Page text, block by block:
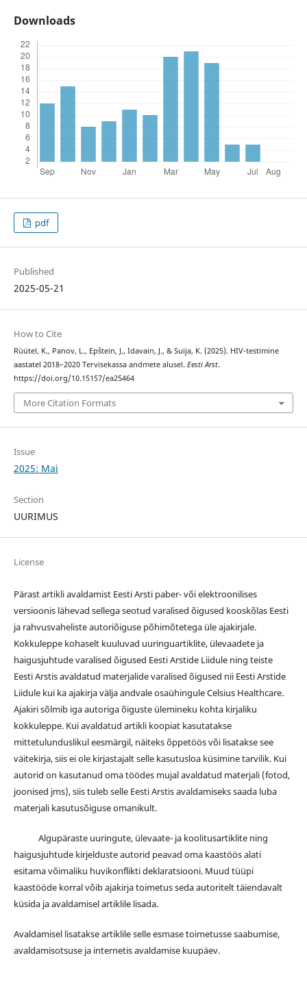
Downloads
pdf
Published
2025-05-21
How to Cite
Rüütel, K., Panov, L., Epštein, J., Idavain, J., & Suija, K. (2025). HIV-testimine
aastatel 2018–2020 Tervisekassa andmete alusel. Eesti Arst.
https://doi.org/10.15157/ea25464
More Citation Formats
Issue
2025: Mai
Section
UURIMUS
License
Pärast artikli avaldamist Eesti Arsti paber- või elektroonilises
versioonis lähevad sellega seotud varalised õigused kooskõlas Eesti
ja rahvusvaheliste autoriõiguse põhimõtetega üle ajakirjale.
Kokkuleppe kohaselt kuuluvad uuringuartiklite, ülevaadete ja
haigusjuhtude varalised õigused Eesti Arstide Liidule ning teiste
Eesti Arstis avaldatud materjalide varalised õigused nii Eesti Arstide
Liidule kui ka ajakirja välja andvale osaühingule Celsius Healthcare.
Ajakiri sõlmib iga autoriga õiguste ülemineku kohta kirjaliku
kokkuleppe. Kui avaldatud artikli koopiat kasutatakse
mittetulunduslikul eesmärgil, näiteks õppetöös või lisatakse see
väitekirja, siis ei ole kirjastajalt selle kasutusloa küsimine tarvilik. Kui
autorid on kasutanud oma töödes mujal avaldatud materjali (fotod,
joonised jms), siis tuleb selle Eesti Arstis avaldamiseks saada luba
materjali kasutusõiguse omanikult.
Algupäraste uuringute, ülevaate- ja koolitusartiklite ning
haigusjuhtude kirjelduste autorid peavad oma kaastöös alati
esitama võimaliku huvikonflikti deklaratsiooni. Muud tüüpi
kaastööde korral võib ajakirja toimetus seda autoritelt täiendavalt
küsida ja avaldamisel artiklile lisada.
Avaldamisel lisatakse artiklile selle esmase toimetusse saabumise,
avaldamisotsuse ja internetis avaldamise kuupäev.